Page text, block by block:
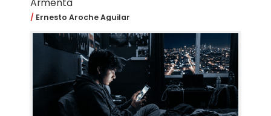
Ernesto Aroche Aguilar